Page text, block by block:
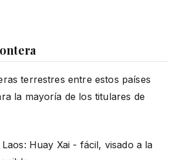
terrestres entre estos países
la mayoría de los titulares de
Huay Xai - fácil, visado a la